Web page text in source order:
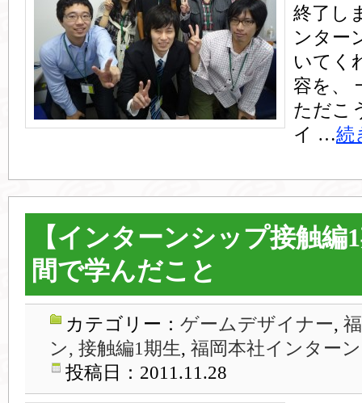
終了し
ンター
いてく
容を、
ただこ
イ …続
【インターンシップ接触編
間で学んだこと
カテゴリー： ゲームデザイナー,
ン, 接触編1期生, 福岡本社インターン
投稿日：2011.11.28